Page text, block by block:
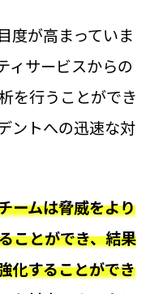
度が高まっていま
ィサービスからの
を行うことができ
ントへの迅速な対
ームは脅威をより
ことができ、結果
化することができ